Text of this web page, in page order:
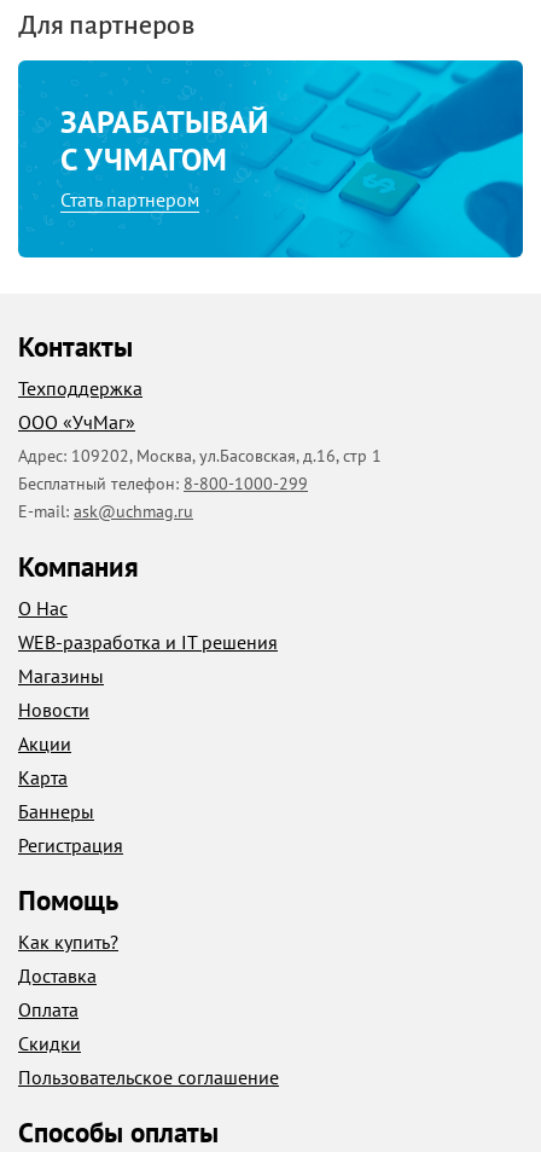
Для партнеров
ЗАРАБАТЫВАЙ
С УЧМАГОМ
Стать партнером
Контакты
Техподдержка
ООО «УчМаг»
Адрес: 109202, Москва,ул.Басовская, д.16, стр 1
Бесплатный телефон: 8-800-1000-299
E-mail: ask@uchmag.ru
Компания
О Нас
WEB-разработка и IT решения
Магазины
Новости
Акции
Карта
Баннеры
Регистрация
Помощь
Как купить?
Доставка
Оплата
Скидки
Пользовательское соглашение
Способы оплаты